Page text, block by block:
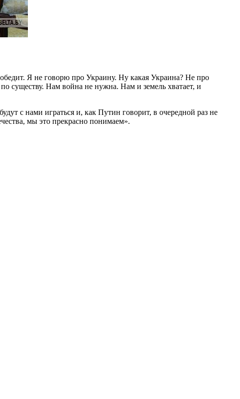
Я не говорю про Украину. Ну какая Украина? Не про
существу. Нам война не нужна. Нам и земель хватает, и
с нами играться и, как Путин говорит, в очередной раз не
мы это прекрасно понимаем».